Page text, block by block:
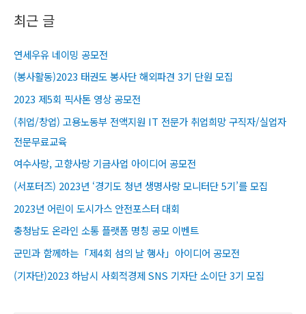
최근 글
연세우유 네이밍 공모전
(봉사활동)2023 태권도 봉사단 해외파견 3기 단원 모집
2023 제5회 픽사톤 영상 공모전
(취업/창업) 고용노동부 전액지원 IT 전문가 취업희망 구직자/실업자
전문무료교육​
여수사랑, 고향사랑 기금사업 아이디어 공모전
(서포터즈) 2023년 ‘경기도 청년 생명사랑 모니터단 5기’를 모집
2023년 어린이 도시가스 안전포스터 대회
충청남도 온라인 소통 플랫폼 명칭 공모 이벤트
군민과 함께하는「제4회 섬의 날 행사」아이디어 공모전
(기자단)2023 하남시 사회적경제 SNS 기자단 소이단 3기 모집